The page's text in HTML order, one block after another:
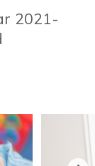
2021-